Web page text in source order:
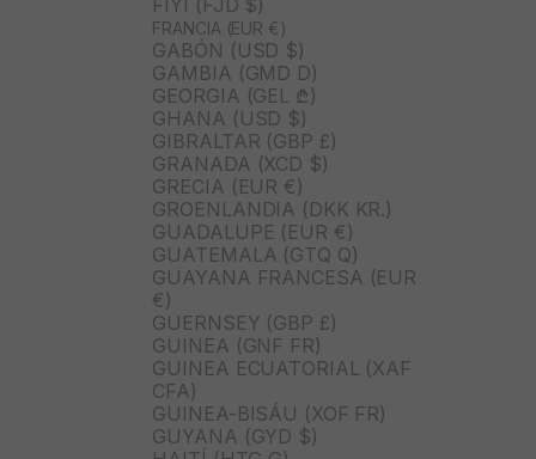
FIYI (FJD $)
FRANCIA (EUR €)
GABÓN (USD $)
GAMBIA (GMD D)
GEORGIA (GEL ₾)
GHANA (USD $)
GIBRALTAR (GBP £)
GRANADA (XCD $)
GRECIA (EUR €)
GROENLANDIA (DKK KR.)
GUADALUPE (EUR €)
GUATEMALA (GTQ Q)
GUAYANA FRANCESA (EUR
€)
GUERNSEY (GBP £)
GUINEA (GNF FR)
GUINEA ECUATORIAL (XAF
CFA)
GUINEA-BISÁU (XOF FR)
GUYANA (GYD $)